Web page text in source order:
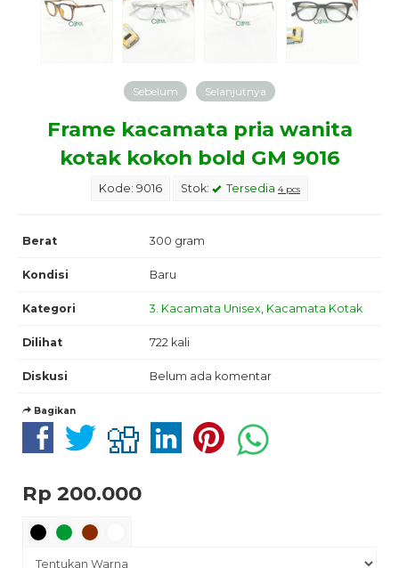
Sebelum Selanjutnya
Frame kacamata pria wanita
kotak kokoh bold GM 9016
Kode: 9016 Stok: Tersedia 4 pcs
Berat 300 gram
Kondisi Baru
Kategori 3. Kacamata Unisex, Kacamata Kotak
Dilihat 722 kali
Diskusi Belum ada komentar
Bagikan
Rp 200.000